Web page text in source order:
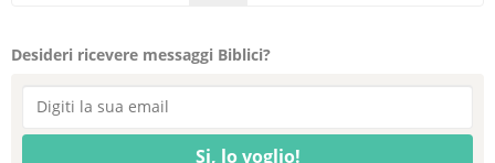
Desideri ricevere messaggi Biblici?